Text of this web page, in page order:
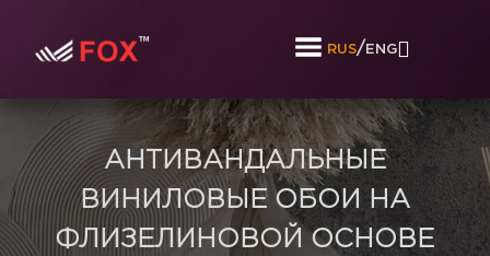
RUS/ ENG
АНТИВАНДАЛЬНЫЕ
ВИНИЛОВЫЕ ОБОИ НА
ФЛИЗЕЛИНОВОЙ ОСНОВЕ